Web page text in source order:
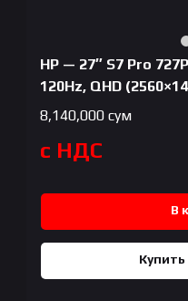
HP — 27″ S7 Pro
120Hz, QHD
8,140,000 сум
с НДС
В